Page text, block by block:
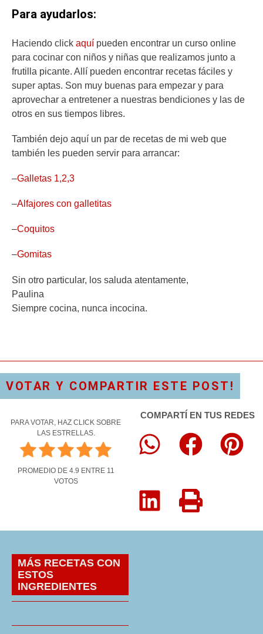
Para ayudarlos:
Haciendo click aquí pueden encontrar un curso online
para cocinar con niños y niñas que realizamos junto a
frutilla picante. Allí pueden encontrar recetas fáciles y
super aptas. Son muy buenas para empezar y para
aprovechar a entretener a nuestras bendiciones y las de
otros en sus tiempos libres.
También dejo aquí un par de recetas de mi web que
también les pueden servir para arrancar:
–Galletas 1,2,3
–Alfajores con galletitas
–Coquitos
–Gomitas
Sin otro particular, los saluda atentamente,
Paulina
Siempre cocina, nunca incocina.
VOTAR Y COMPARTIR ESTE POST!
PARA VOTAR, HAZ CLICK SOBRE
LAS ESTRELLAS.
PROMEDIO DE 4.9 ENTRE 11
VOTOS
COMPARTÍ EN TUS REDES
MÁS RECETAS CON
ESTOS
INGREDIENTES